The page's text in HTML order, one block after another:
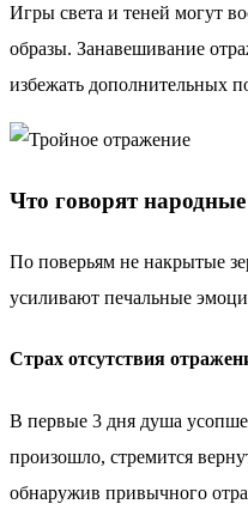
Игры света и теней могут
образы. Занавешивание
избежать дополнительных
Что говорят
По поверьям не накрытые
усиливают печальные
Страх отсутствия
В первые 3 дня душа
произошло, стремится
обнаружив привычного